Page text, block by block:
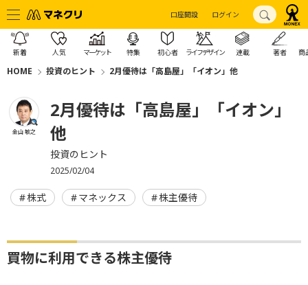
口座開設 ログイン
新着 人気 マーケット 特集 初心者 ライフデザイン 連載 著者 商
HOME 投資のヒント 2月優待は「高島屋」「イオン」他
金山 敏之
2月優待は「高島屋」「イオン」
他
投資のヒント
2025/02/04
株式 マネックス 株主優待
買物に利用できる株主優待